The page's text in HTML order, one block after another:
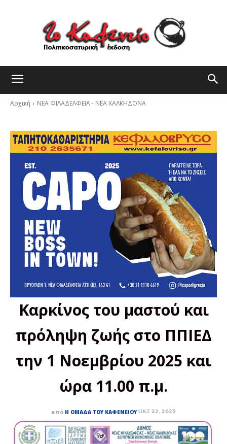
Αρχική ΝΕΑ ΦΙΛΑΔΕΛΦΕΙΑ - ΝΕΑ ΧΑΛΚΗΔΟΝΑ
Καρκίνος του μαστού και
πρόληψη ζωής στο ΠΠΙΕΔ
την 1 Νοεμβρίου 2025 και
ώρα 11.00 π.μ.
από Η ΟΜΆΔΑ ΤΟΥ ΚΑΦΕΝΕΊΟΥ ΟΚΤ 22, 2025